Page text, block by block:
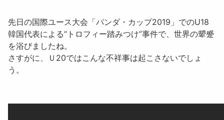
先日の国際ユース大会「パンダ・カップ2019」でのU18
韓国代表による“トロフィー踏みつけ”事件で、世界の顰蹙
を浴びましたね。
さすがに、Ｕ20ではこんな不祥事は起こさないでしょ
う。